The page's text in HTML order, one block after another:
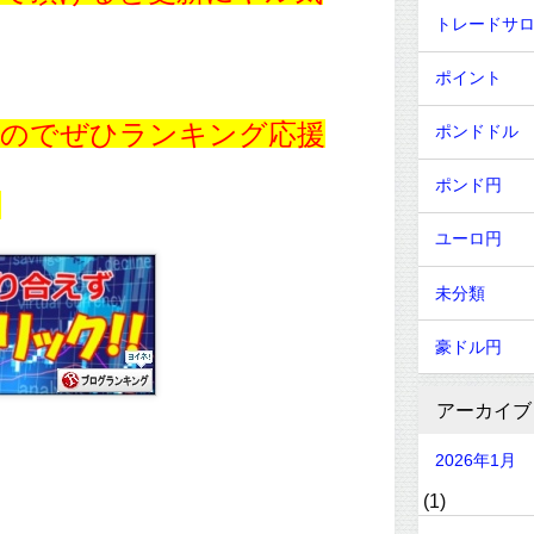
でぜひランキング応援
トレードサ
ポイント
ポンドドル
ポンド円
ユーロ円
未分類
豪ドル円
アーカイブ
2026年1月
(1)